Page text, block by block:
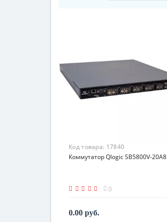
Код товара: 17840
Коммутатор Qlogic SB5800V-20A8
0
0.00 руб.